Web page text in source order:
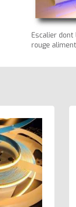
Escalier dont
rouge